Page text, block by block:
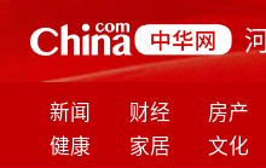
新闻 财经 房产
健康
家居 文化